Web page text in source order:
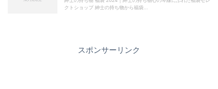
クトショップ 紳士の持ち物から福袋...
スポンサーリンク